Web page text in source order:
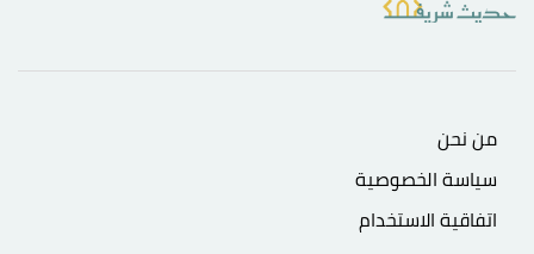
من نحن
سياسة الخصوصية
اتفاقية الاستخدام